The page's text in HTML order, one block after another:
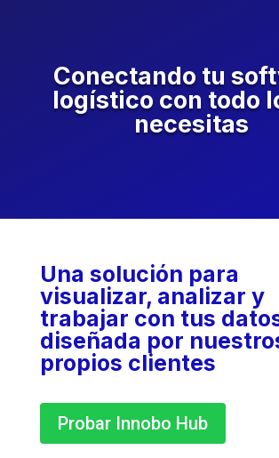
Conectando tu
logístico con todo
necesitas
Una solución para
visualizar, analizar y
trabajar con tus
diseñada por
propios clientes
Probar Innobo Hub